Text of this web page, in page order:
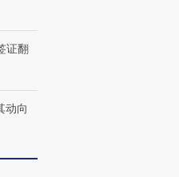
证翻
动向